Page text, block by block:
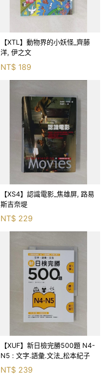
【XTL】動物界的小妖怪_齊藤
洋, 伊之文
NT$ 189
【XS4】認識電影_焦雄屏, 路易
斯吉奈堤
NT$ 229
【XUF】新日檢完勝500題 N4-
N5 : 文字.語彙.文法_松本紀子
NT$ 239